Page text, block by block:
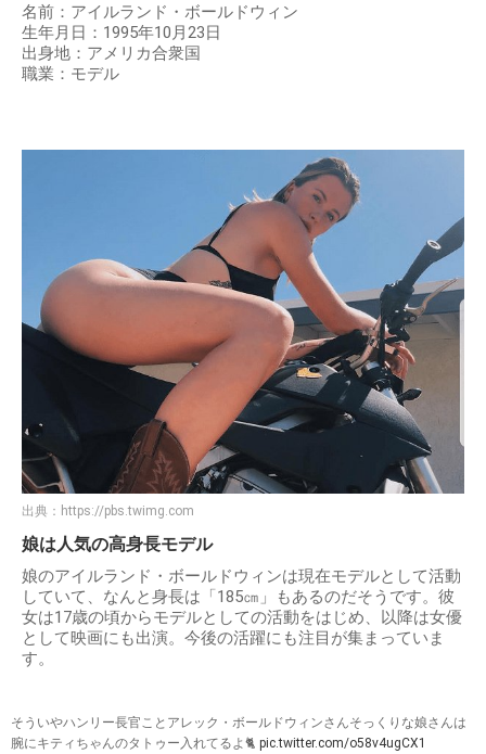
名前：アイルランド・ボールドウィン
生年月日：1995年10月23日
出身地：アメリカ合衆国
職業：モデル
出典： https://pbs.twimg.com
娘は人気の高身長モデル
娘のアイルランド・ボールドウィンは現在モデルとして活動
していて、なんと身長は「185㎝」もあるのだそうです。彼
女は17歳の頃からモデルとしての活動をはじめ、以降は女優
として映画にも出演。今後の活躍にも注目が集まっていま
す。
そういやハンリー長官ことアレック・ボールドウィンさんそっくりな娘さんは
腕にキティちゃんのタトゥー入れてるよ🐈 pic.twitter.com/o58v4ugCX1